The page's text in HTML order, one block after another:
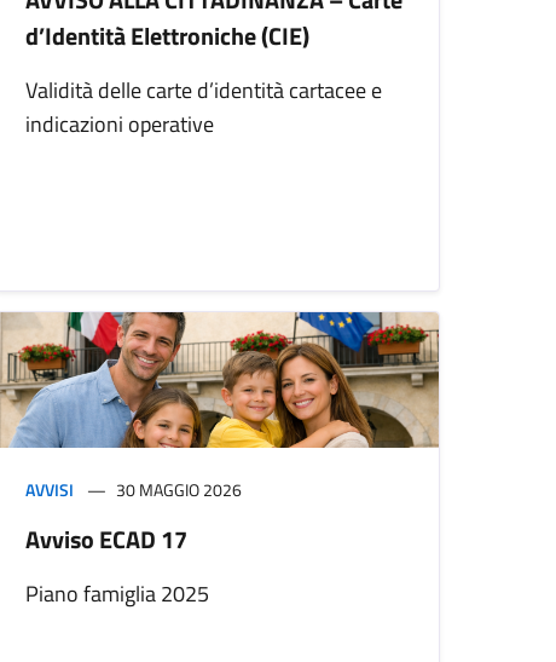
d’Identità Elettroniche (CIE)
Validità delle carte d’identità cartacee e
indicazioni operative
AVVISI 30 MAGGIO 2026
Avviso ECAD 17
Piano famiglia 2025